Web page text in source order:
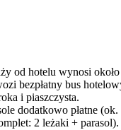
od hotelu wynosi
bezpłatny bus
i piaszczysta.
dodatkowo płatne
2 leżaki + parasol).